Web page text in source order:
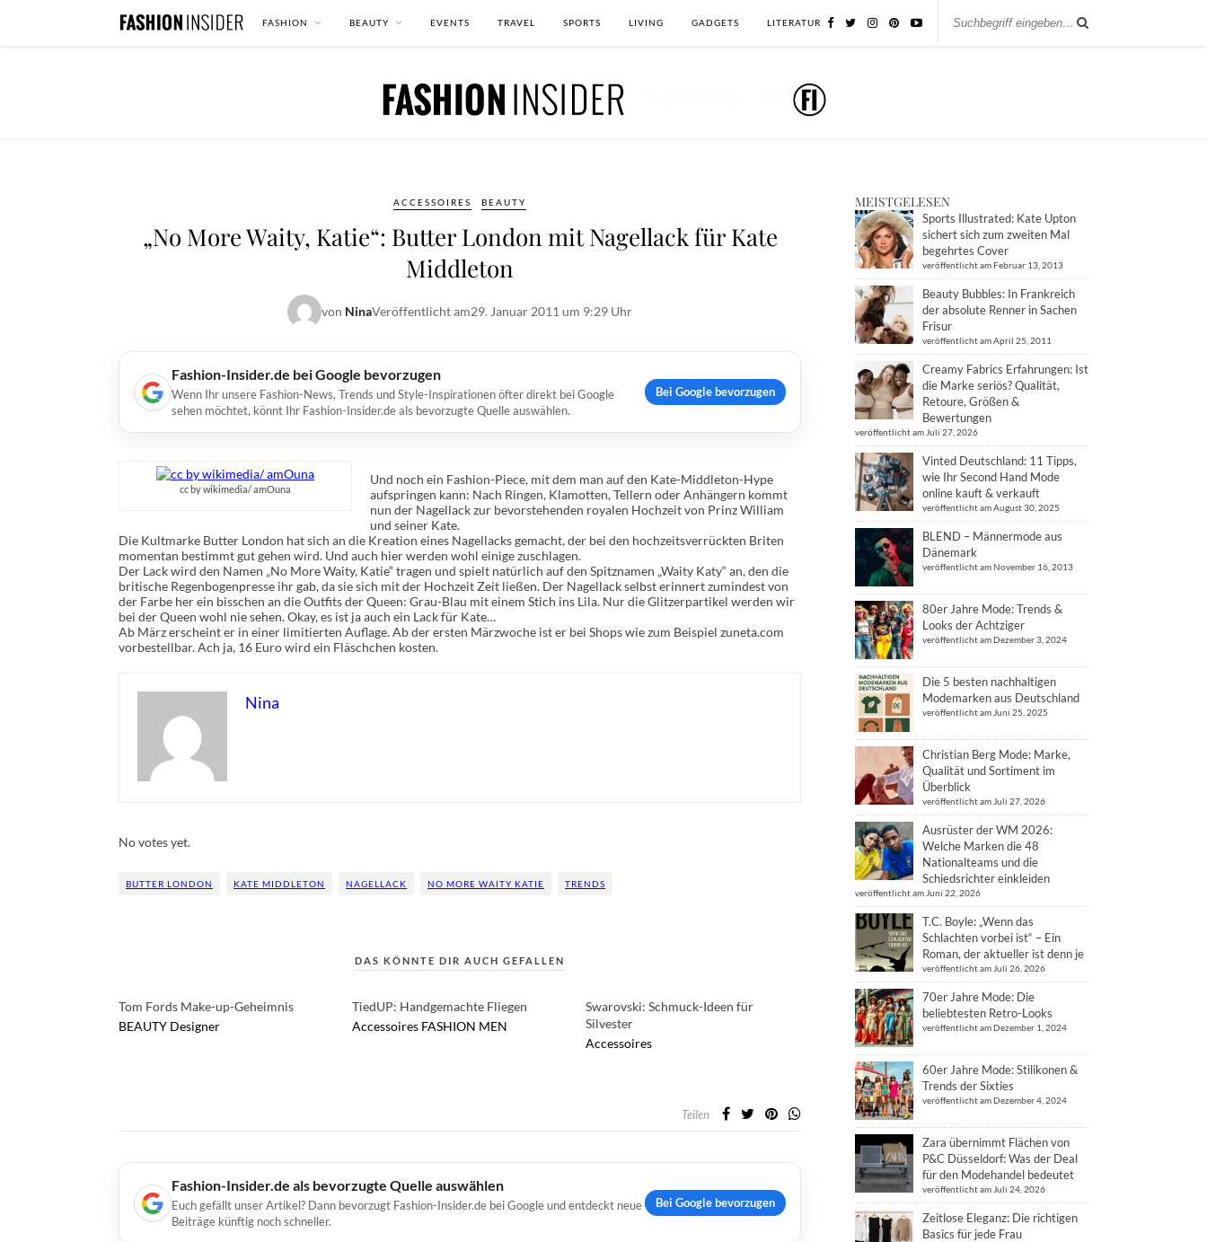
FASHION BEAUTY EVENTS TRAVEL SPORTS LIVING GADGETS LITERATUR
ACCESSOIRES BEAUTY
„No More Waity, Katie“: Butter London mit Nagellack für Kate
Middleton
von NinaVeröffentlicht am29. Januar 2011 um 9:29 Uhr
Fashion-Insider.de bei Google bevorzugen
Wenn Ihr unsere Fashion-News, Trends und Style-Inspirationen öfter direkt bei Google
sehen möchtet, könnt Ihr Fashion-Insider.de als bevorzugte Quelle auswählen.
Bei Google bevorzugen
cc by wikimedia/ amOuna
Und noch ein Fashion-Piece, mit dem man auf den Kate-Middleton-Hype
aufspringen kann: Nach Ringen, Klamotten, Tellern oder Anhängern kommt
nun der Nagellack zur bevorstehenden royalen Hochzeit von Prinz William
und seiner Kate.
Die Kultmarke Butter London hat sich an die Kreation eines Nagellacks gemacht, der bei den hochzeitsverrückten Briten
momentan bestimmt gut gehen wird. Und auch hier werden wohl einige zuschlagen.
Der Lack wird den Namen „No More Waity, Katie“ tragen und spielt natürlich auf den Spitznamen „Waity Katy“ an, den die
britische Regenbogenpresse ihr gab, da sie sich mit der Hochzeit Zeit ließen. Der Nagellack selbst erinnert zumindest von
der Farbe her ein bisschen an die Outfits der Queen: Grau-Blau mit einem Stich ins Lila. Nur die Glitzerpartikel werden wir
bei der Queen wohl nie sehen. Okay, es ist ja auch ein Lack für Kate…
Ab März erscheint er in einer limitierten Auflage. Ab der ersten Märzwoche ist er bei Shops wie zum Beispiel zuneta.com
vorbestellbar. Ach ja, 16 Euro wird ein Fläschchen kosten.
Nina
No votes yet.
BUTTER LONDON KATE MIDDLETON NAGELLACK NO MORE WAITY KATIE TRENDS
DAS KÖNNTE DIR AUCH GEFALLEN
Tom Fords Make-up-Geheimnis
BEAUTY Designer
TiedUP: Handgemachte Fliegen
Accessoires FASHION MEN
Swarovski: Schmuck-Ideen für
Silvester
Accessoires
Teilen
Fashion-Insider.de als bevorzugte Quelle auswählen
Euch gefällt unser Artikel? Dann bevorzugt Fashion-Insider.de bei Google und entdeckt neue
Beiträge künftig noch schneller.
Bei Google bevorzugen
MEISTGELESEN
Sports Illustrated: Kate Upton
sichert sich zum zweiten Mal
begehrtes Cover
veröffentlicht am Februar 13, 2013
Beauty Bubbles: In Frankreich
der absolute Renner in Sachen
Frisur
veröffentlicht am April 25, 2011
Creamy Fabrics Erfahrungen: Ist
die Marke seriös? Qualität,
Retoure, Größen &
Bewertungen
veröffentlicht am Juli 27, 2026
Vinted Deutschland: 11 Tipps,
wie Ihr Second Hand Mode
online kauft & verkauft
veröffentlicht am August 30, 2025
BLEND – Männermode aus
Dänemark
veröffentlicht am November 16, 2013
80er Jahre Mode: Trends &
Looks der Achtziger
veröffentlicht am Dezember 3, 2024
Die 5 besten nachhaltigen
Modemarken aus Deutschland
veröffentlicht am Juni 25, 2025
Christian Berg Mode: Marke,
Qualität und Sortiment im
Überblick
veröffentlicht am Juli 27, 2026
Ausrüster der WM 2026:
Welche Marken die 48
Nationalteams und die
Schiedsrichter einkleiden
veröffentlicht am Juni 22, 2026
T.C. Boyle: „Wenn das
Schlachten vorbei ist“ – Ein
Roman, der aktueller ist denn je
veröffentlicht am Juli 26, 2026
70er Jahre Mode: Die
beliebtesten Retro-Looks
veröffentlicht am Dezember 1, 2024
60er Jahre Mode: Stilikonen &
Trends der Sixties
veröffentlicht am Dezember 4, 2024
Zara übernimmt Flächen von
P&C Düsseldorf: Was der Deal
für den Modehandel bedeutet
veröffentlicht am Juli 24, 2026
Zeitlose Eleganz: Die richtigen
Basics für jede Frau